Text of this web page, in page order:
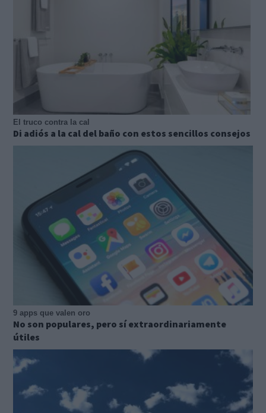
El truco contra la cal
Di adiós a la cal del baño con estos sencillos consejos
9 apps que valen oro
No son populares, pero sí extraordinariamente
útiles